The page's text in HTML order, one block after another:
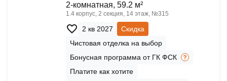
2-комнатная, 59.2 м²
1.4 корпус, 2 секция, 14 этаж, №315
2 кв 2027
Скидка
Чистовая отделка на выбор
Бонусная программа от ГК ФСК
Платите как хотите